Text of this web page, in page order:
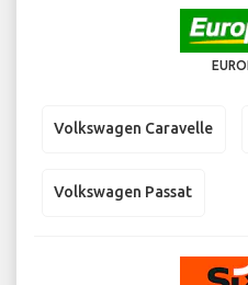
Volkswagen Caravelle
Volkswagen Passat